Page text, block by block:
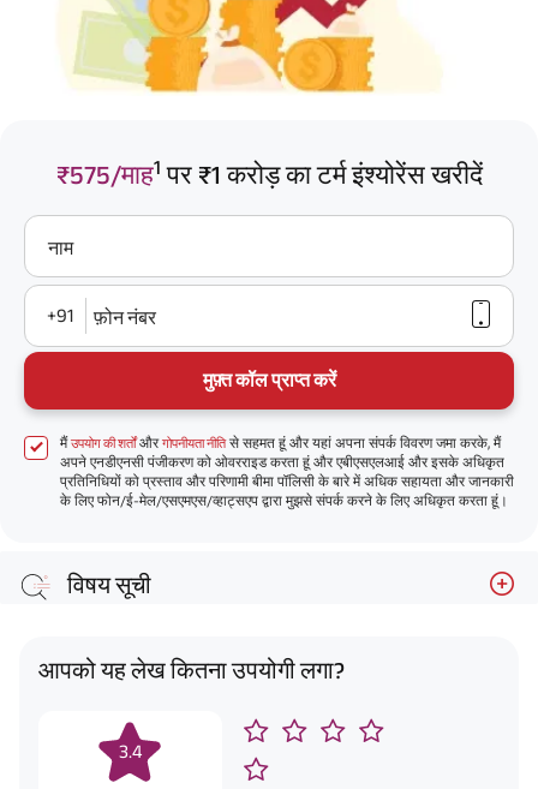
₹575/माह1 पर ₹1 करोड़ का टर्म इंश्योरेंस खरीदें
नाम
+91 फ़ोन नंबर
मुफ़्त कॉल प्राप्त करें
मैंउपयोग की शर्तोंऔरगोपनीयता नीतिसे सहमत हूं और यहां अपना संपर्क विवरण जमा करके, मैं
अपने एनडीएनसी पंजीकरण को ओवरराइड करता हूं और एबीएसएलआई और इसके अधिकृत
प्रतिनिधियों को प्रस्ताव और परिणामी बीमा पॉलिसी के बारे में अधिक सहायता और जानकारी
के लिए फोन/ई-मेल/एसएमएस/व्हाट्सएप द्वारा मुझसे संपर्क करने के लिए अधिकृत करता हूं।
विषय सूची
आपको यह लेख कितना उपयोगी लगा?
3.4